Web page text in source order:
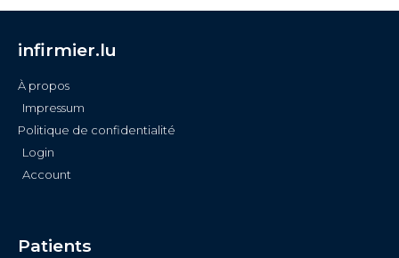
infirmier.lu
À propos
Impressum
Politique de confidentialité
Login
Account
Patients